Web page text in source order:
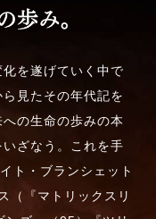
を遂げていく中で
見たその年代記を
の生命の歩みの本
ざなう。これを手
ト・ブランシェット
（『マトリックスリ